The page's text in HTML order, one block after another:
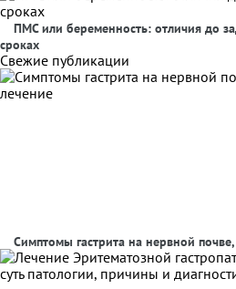
ПМС или беременность: отличия до
сроках
Свежие публикации
Симптомы гастрита на нервной